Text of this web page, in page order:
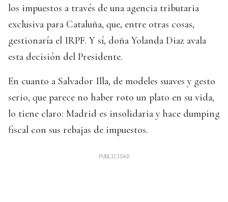
los impuestos a través de una agencia tributaria
exclusiva para Cataluña, que, entre otras cosas,
gestionaría el IRPF. Y sí, doña Yolanda Diaz avala
esta decisión del Presidente.
En cuanto a Salvador Illa, de modeles suaves y gesto
serio, que parece no haber roto un plato en su vida,
lo tiene claro: Madrid es insolidaria y hace dumping
fiscal con sus rebajas de impuestos.